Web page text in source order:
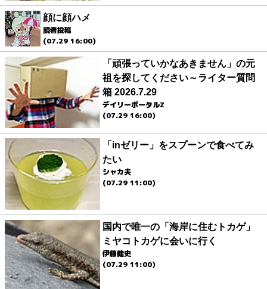
顔に顔ハメ
読者投稿
(07.29 16:00)
「頑張っていかなあきません」の元
祖を探してください～ライター質問
箱 2026.7.29
デイリーポータルZ
(07.29 16:00)
「inゼリー」をスプーンで食べてみ
たい
シャカ夫
(07.29 11:00)
国内で唯一の「海岸に住むトカゲ」
ミヤコトカゲに会いに行く
伊藤健史
(07.29 11:00)